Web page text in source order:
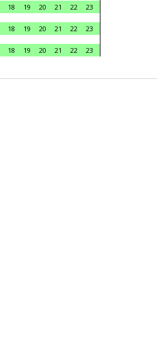
18 19 20 21 22
23
18 19 20 21 22
23
18 19 20 21 22
23